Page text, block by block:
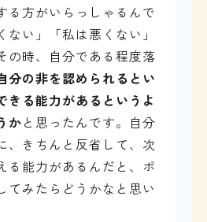
る方がいらっしゃるんで
い」「私は悪くない」
の時、自分である程度落
分の非を認められるとい
きる能力があるというよ
かと思ったんです。自分
、きちんと反省して、次
る能力があるんだと、ポ
てみたらどうかなと思い